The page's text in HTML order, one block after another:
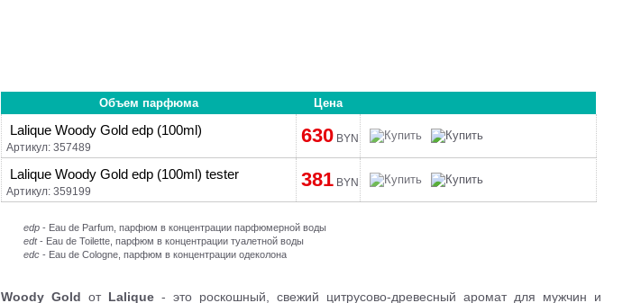
Объем парфюма Цена
Lalique Woody Gold edp (100ml)
Артикул: 357489
630 BYN
Lalique Woody Gold edp (100ml) tester
Артикул: 359199
381 BYN
edp- Eau de Parfum, парфюм в концентрации парфюмерной воды
edt- Eau de Toilette, парфюм в концентрации туалетной воды
edc- Eau de Cologne, парфюм в концентрации одеколона
Woody Gold от Lalique - это роскошный, свежий цитрусово-древесный аромат для мужчин и